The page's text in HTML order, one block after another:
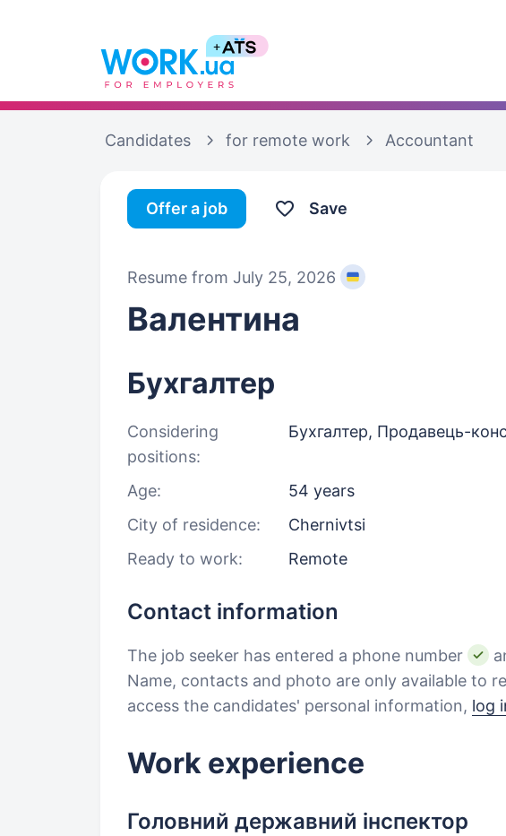
Candidates for remote work Accountant
Offer a job Save
Resume from July 25, 2026
Валентина
Бухгалтер
Considering
positions:
Бухгалтер, Продавець-
Age:
54 years
City of residence:
Chernivtsi
Ready to work:
Remote
Contact information
The job seeker has entered a phone number
Name, contacts and photo are only available to
access the candidates' personal information, log
Work experience
Головний державний інспектор